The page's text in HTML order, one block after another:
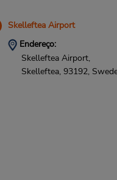
Skelleftea Airport
Endereço:
Skelleftea Airport,
Skelleftea, 93192,